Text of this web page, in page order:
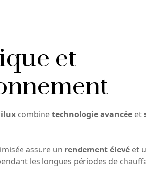
et
combinetechnologie avancée et
assure un rendement élevé et
les longues périodes de